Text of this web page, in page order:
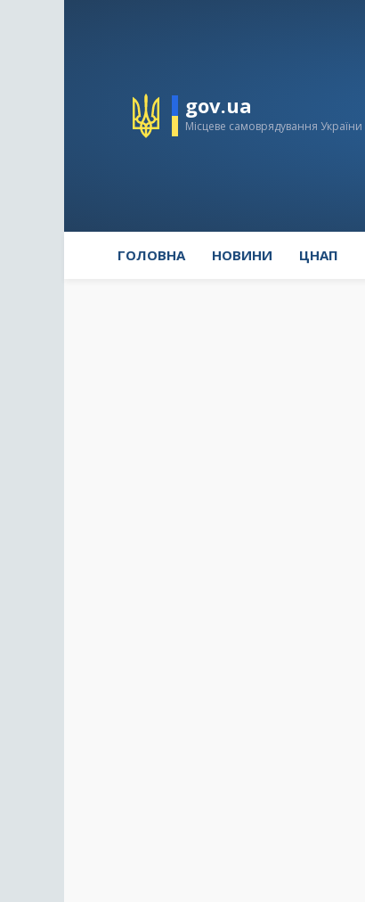
gov.ua
Місцеве самоврядування України
ГОЛОВНА НОВИНИ ЦНАП